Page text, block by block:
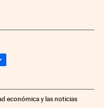
económica y las noticias